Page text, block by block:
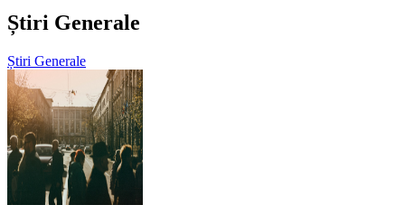
Știri Generale
Știri Generale